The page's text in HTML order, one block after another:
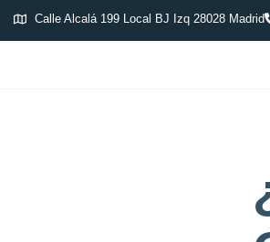
Calle Alcalá 199 Local BJ Izq 28028 Madrid